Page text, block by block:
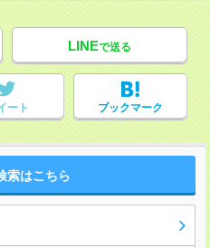
LINEで送る
ート ブックマーク
索はこちら